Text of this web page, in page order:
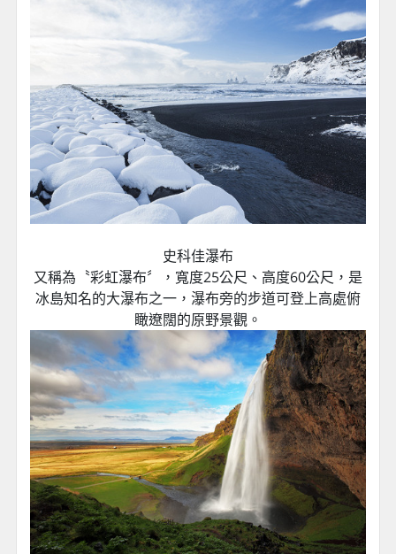
史科佳瀑布
又稱為〝彩虹瀑布〞，寬度25公尺、高度60公尺，是
冰島知名的大瀑布之一，瀑布旁的步道可登上高處俯
瞰遼闊的原野景觀。